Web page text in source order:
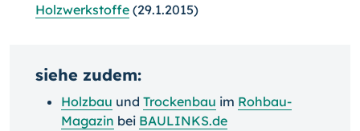
Holzwerkstoffe (29.1.2015)
siehe zudem:
Holzbau und Trockenbau im Rohbau-
Magazin bei BAULINKS.de